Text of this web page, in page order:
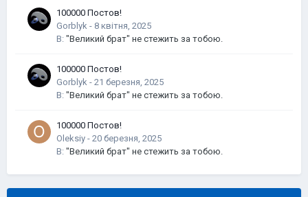
100000 Постов!
Gorblyk -
В: "Великий брат" не стежить за тобою.
100000 Постов!
Gorblyk -
В: "Великий брат" не стежить за тобою.
100000 Постов!
Oleksiy -
В: "Великий брат" не стежить за тобою.